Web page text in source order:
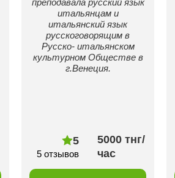
преподавала русский язык
итальянцам и
итальянский язык
русскоговорящим в
Русско- итальянском
культурном Обществе в
г.Венеция.
5
5 отзывов
5000 тнг/
час